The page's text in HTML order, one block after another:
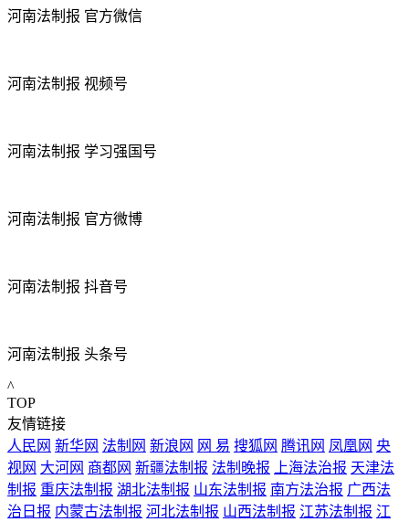
河南法制报 官方微信
河南法制报 视频号
河南法制报 学习强国号
河南法制报 官方微博
河南法制报 抖音号
河南法制报 头条号
^
TOP
友情链接
人民网 新华网 法制网 新浪网 网 易 搜狐网 腾讯网 凤凰网 央
视网 大河网 商都网 新疆法制报 法制晚报 上海法治报 天津法
制报 重庆法制报 湖北法制报 山东法制报 南方法治报 广西法
治日报 内蒙古法制报 河北法制报 山西法制报 江苏法制报 江